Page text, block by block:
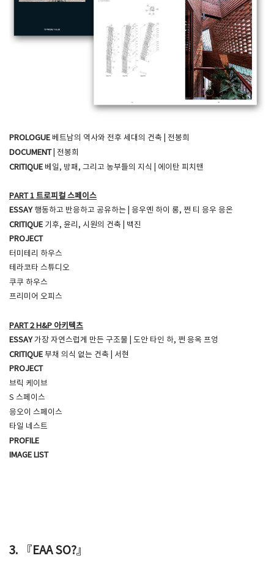
PROLOGUE 베트남의 역사와 전후 세대의 건축 | 전봉희
DOCUMENT | 전봉희
CRITIQUE 베일, 방패, 그리고 농부들의 지식 | 에이탄 피치맨
PART 1 트로피컬 스페이스
ESSAY 행동하고 반응하고 공유하는 | 응우옌 하이 롱, 쩐 티 응우 응온
CRITIQUE 기후, 윤리, 시원의 건축 | 백진
PROJECT
터미테리 하우스
테라코타 스튜디오
쿠쿠 하우스
프리미어 오피스
PART 2 H&P 아키텍츠
ESSAY 가장 자연스럽게 만든 구조물 | 도안 타인 하, 쩐 응옥 프엉
CRITIQUE 부채 의식 없는 건축 | 서현
PROJECT
브릭 케이브
S 스페이스
응오이 스페이스
타일 네스트
PROFILE
IMAGE LIST​
3. 『EAA SO?』